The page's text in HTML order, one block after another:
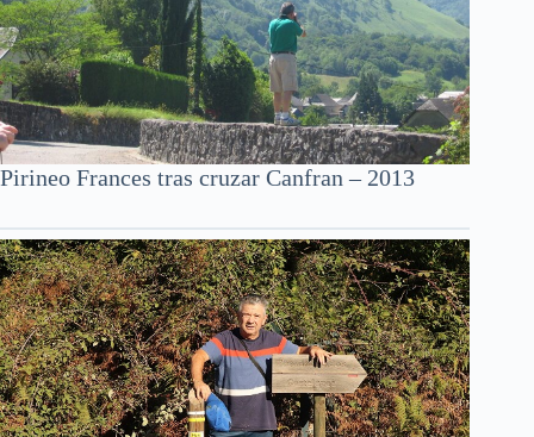
Pirineo Frances tras cruzar Canfran – 2013